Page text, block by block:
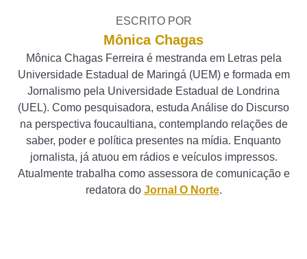
ESCRITO POR
Mônica Chagas
Mônica Chagas Ferreira é mestranda em Letras pela
Universidade Estadual de Maringá (UEM) e formada em
Jornalismo pela Universidade Estadual de Londrina
(UEL). Como pesquisadora, estuda Análise do Discurso
na perspectiva foucaultiana, contemplando relações de
saber, poder e política presentes na mídia. Enquanto
jornalista, já atuou em rádios e veículos impressos.
Atualmente trabalha como assessora de comunicação e
redatora do Jornal O Norte.